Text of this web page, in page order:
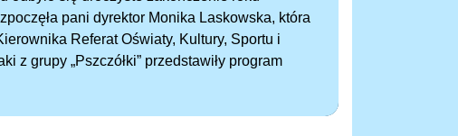
pani dyrektor Monika Laskowska, która
Referat Oświaty, Kultury, Sportu i
z grupy „Pszczółki” przedstawiły program